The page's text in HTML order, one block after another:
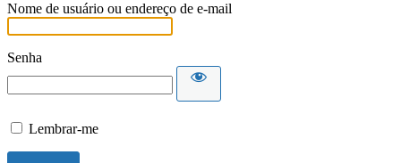
Nome de usuário ou endereço de e-mail
Senha
Lembrar-me